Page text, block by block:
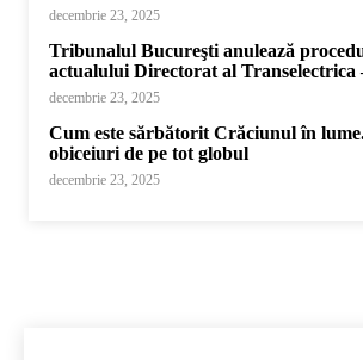
decembrie 23, 2025
Tribunalul Bucureşti anulează
actualului Directorat al Transelectrica
decembrie 23, 2025
Cum este sărbătorit Crăciunul în
obiceiuri de pe tot globul
decembrie 23, 2025